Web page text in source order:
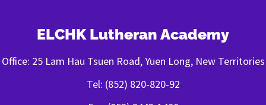
ELCHK Lutheran Academy
Office: 25 Lam Hau Tsuen Road, Yuen Long, New Territories
Tel: (852) 820-820-92